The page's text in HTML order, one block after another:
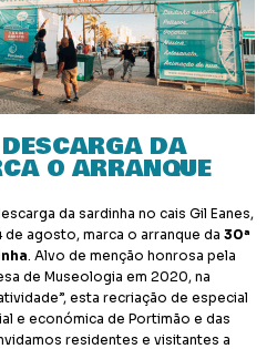
DA
O ARRANQUE
da sardinha no cais Gil Eanes,
agosto, marca o arranque da 30ª
. Alvo de menção honrosa pela
de Museologia em 2020, na
esta recriação de especial
e económica de Portimão e das
residentes e visitantes a